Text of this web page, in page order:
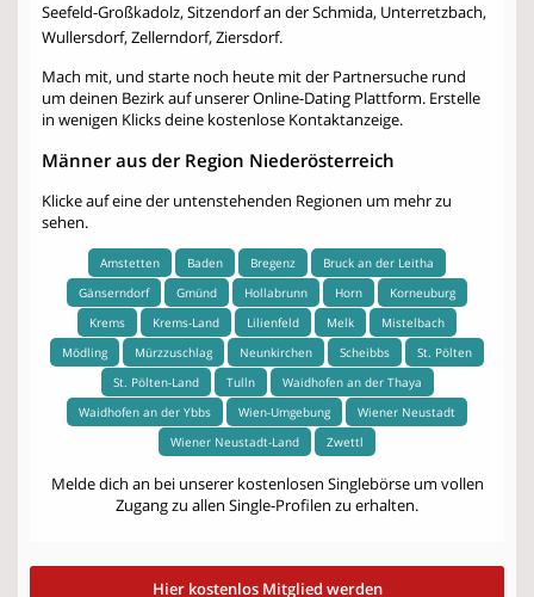
Seefeld-Großkadolz, Sitzendorf an der Schmida, Unterretzbach,
Wullersdorf, Zellerndorf, Ziersdorf.
Mach mit, und starte noch heute mit der Partnersuche rund
um deinen Bezirk auf unserer Online-Dating Plattform. Erstelle
in wenigen Klicks deine kostenlose Kontaktanzeige.
Männer aus der Region Niederösterreich
Klicke auf eine der untenstehenden Regionen um mehr zu
sehen.
Amstetten Baden Bregenz
Bruck an der Leitha
Gänserndorf
Gmünd Hollabrunn Horn
Korneuburg
Krems
Krems-Land Lilienfeld Melk
Mistelbach
Mödling
Mürzzuschlag Neunkirchen Scheibbs
St. Pölten
St. Pölten-Land
Tulln
Waidhofen an der Thaya
Waidhofen an der Ybbs
Wien-Umgebung
Wiener Neustadt
Wiener Neustadt-Land
Zwettl
Melde dich an bei unserer kostenlosen Singlebörse um vollen
Zugang zu allen Single-Profilen zu erhalten.
Hier kostenlos Mitglied werden